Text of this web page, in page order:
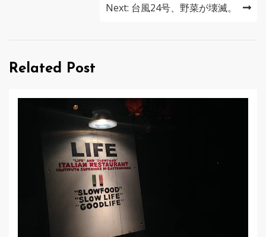
ー
Next: 台風24号、野菜が壊滅。
Related Post